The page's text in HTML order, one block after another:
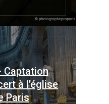
Captation
à l’église
Paris